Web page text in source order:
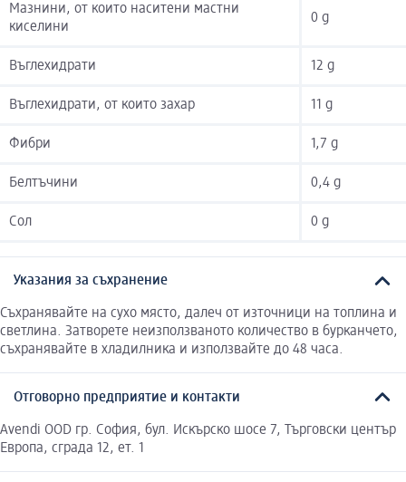
Мазнини, от които наситени мастни
киселини
0 g
Въглехидрати 12 g
Въглехидрати, от които захар 11 g
Фибри 1,7 g
Белтъчини 0,4 g
Сол 0 g
Указания за съхранение
Съхранявайте на сухо място, далеч от източници на топлина и
светлина. Затворете неизползваното количество в бурканчето,
съхранявайте в хладилника и използвайте до 48 часа.
Отговорно предприятие и контакти
Avendi OOD гр. София, бул. Искърско шосе 7, Търговски център
Европа, сграда 12, ет. 1